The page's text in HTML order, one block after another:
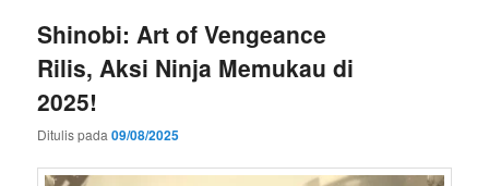
Shinobi: Art of Vengeance
Rilis, Aksi Ninja Memukau di
2025!
Ditulis pada09/08/2025